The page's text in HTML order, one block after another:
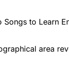
to Learn
area